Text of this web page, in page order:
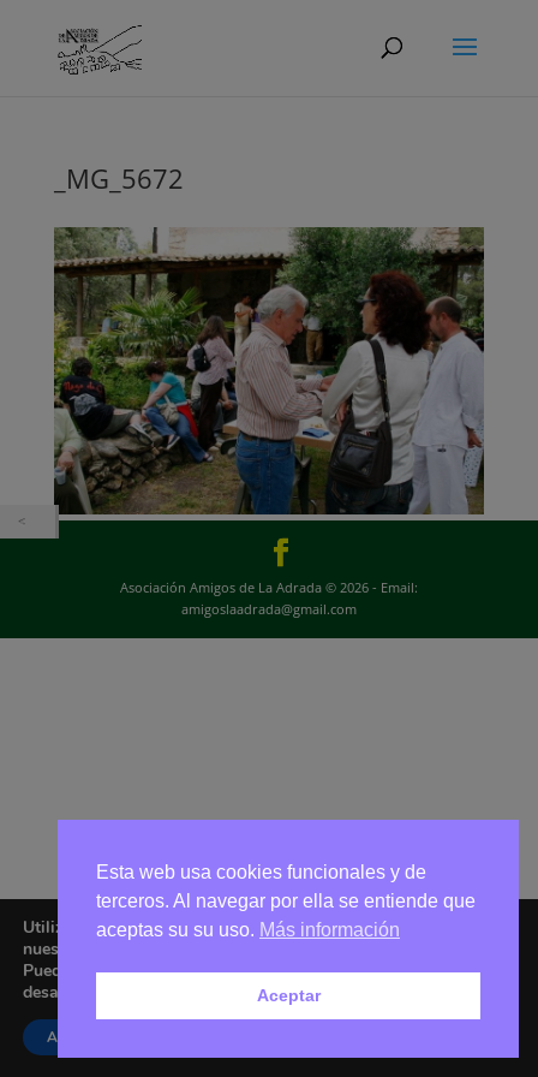
_MG_5672
Asociación Amigos de La Adrada © 2026 - Email:
amigoslaadrada@gmail.com
Utilizamos cookies para ofrecerte la mejor experiencia en
nuestra web.
Puedes aprender más sobre qué cookies utilizamos o
desactivarlas en los
Aceptar
Esta web usa cookies funcionales y de
terceros. Al navegar por ella se entiende que
aceptas su su uso. Más información
Aceptar